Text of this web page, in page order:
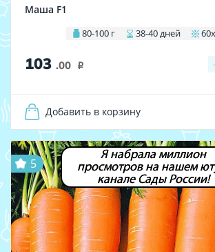
Маша F1
80-100 г 38-40 дней
103 .00 i
Добавить в корзину
Я набрала миллион
просмотров на нашем
канале Сады России!
5